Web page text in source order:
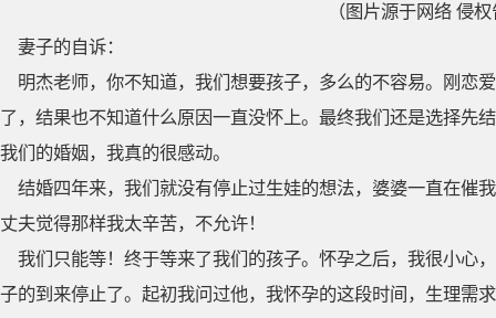
（图片源于网络 侵
妻子的自诉：
明杰老师，你不知道，我们想要孩子，多么的不容易。刚恋
了，结果也不知道什么原因一直没怀上。最终我们还是选择先
我们的婚姻，我真的很感动。
结婚四年来，我们就没有停止过生娃的想法，婆婆一直在催
丈夫觉得那样我太辛苦，不允许！
我们只能等！终于等来了我们的孩子。怀孕之后，我很小心
子的到来停止了。起初我问过他，我怀孕的这段时间，生理需